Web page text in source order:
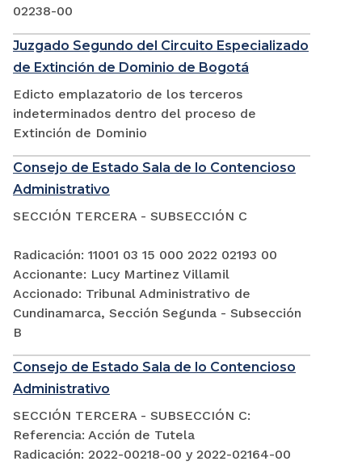
02238-00
Juzgado Segundo del Circuito Especializado
de Extinción de Dominio de Bogotá
Edicto emplazatorio de los terceros
indeterminados dentro del proceso de
Extinción de Dominio
Consejo de Estado Sala de lo Contencioso
Administrativo
SECCIÓN TERCERA - SUBSECCIÓN C
Radicación: 11001 03 15 000 2022 02193 00
Accionante: Lucy Martinez Villamil
Accionado: Tribunal Administrativo de
Cundinamarca, Sección Segunda - Subsección
B
Consejo de Estado Sala de lo Contencioso
Administrativo
SECCIÓN TERCERA - SUBSECCIÓN C:
Referencia: Acción de Tutela
Radicación: 2022-00218-00 y 2022-02164-00